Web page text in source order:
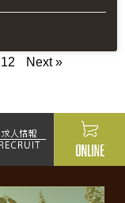
12 Next »